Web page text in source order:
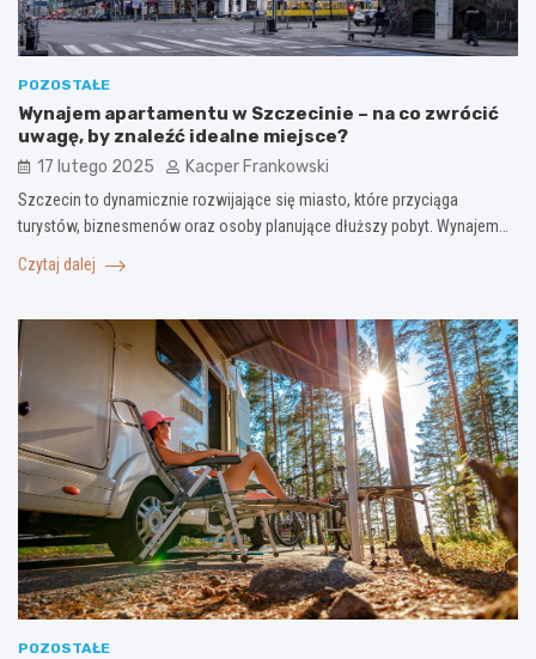
POZOSTAŁE
Wynajem apartamentu w Szczecinie – na co zwrócić
uwagę, by znaleźć idealne miejsce?
17 lutego 2025 Kacper Frankowski
Szczecin to dynamicznie rozwijające się miasto, które przyciąga
turystów, biznesmenów oraz osoby planujące dłuższy pobyt. Wynajem…
Czytaj dalej
POZOSTAŁE